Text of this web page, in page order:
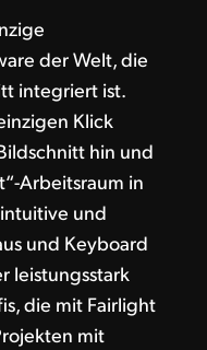
der Welt, die
integriert ist.
Klick
hin und
Arbeitsraum in
und
und Keyboard
leistungsstark
die mit Fairlight
mit